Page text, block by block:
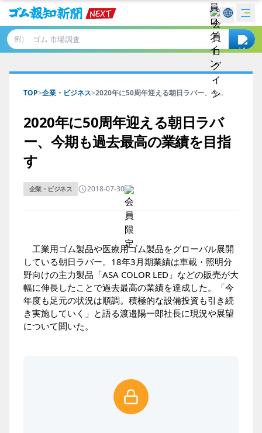
例）
TOP>企業・ビジネス>2020年に50周年迎える朝日ラバー、今...
2020年に50周年迎える朝日ラバ
ー、今期も過去最高の業績を目指
す
企業・ビジネス 2018-07-30
工業用ゴム製品や医療用ゴム製品をグローバル展開
している朝日ラバー。18年3月期業績は車載・照明分
野向けの主力製品「ASA COLOR LED」などの販売が大
幅に伸長したことで過去最高の業績を達成した。「今
年度も足元の状況は順調。積極的な設備投資も引き続
き実施していく」と語る渡邉陽一郎社長に現況や展望
について聞いた。